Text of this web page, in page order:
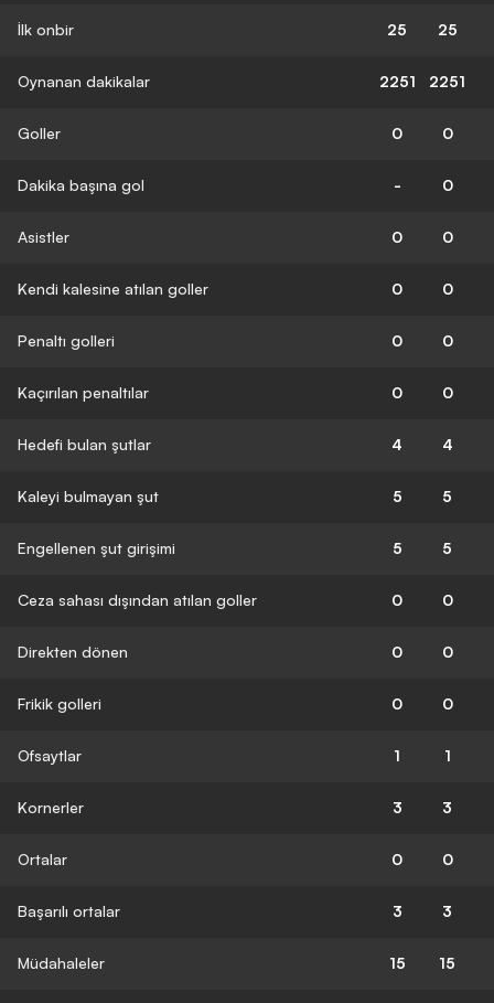
İlk onbir 25 25
Oynanan dakikalar 2251 2251
Goller 0 0
Dakika başına gol - 0
Asistler 0 0
Kendi kalesine atılan goller 0 0
Penaltı golleri 0 0
Kaçırılan penaltılar 0 0
Hedefi bulan şutlar 4 4
Kaleyi bulmayan şut 5 5
Engellenen şut girişimi 5 5
Ceza sahası dışından atılan goller 0 0
Direkten dönen 0 0
Frikik golleri 0 0
Ofsaytlar 1 1
Kornerler 3 3
Ortalar 0 0
Başarılı ortalar 3 3
Müdahaleler 15 15